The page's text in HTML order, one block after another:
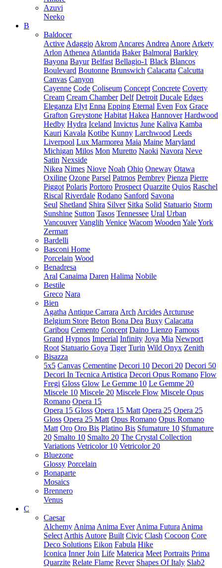
Azuvi
Neeko
B
Baldocer
Active Adaggio Akrom Ancares Andrea Anore Arkety
Arlon Athenea Atlantida Baker Balmoral Barkley
Bayona Bayur Belfast Bellagio-1 Black Blancos
Boulevard Boutonne Brunswich Calacatta Calcutta
Canvas Canyon
Cayenne Code Coliseum Concept Concrete Coverty
Cream Cream Chamber Delf Detroit Ducale Edges
Eleganza Elyt Enna Epping Eternal Even Fox Grace
Grafton Greystone Habitat Hakea Hannover Hardwood
Hedby Hydra Iceland Invictus June Kaliva Kamba
Kauri Kavala Kotibe Kunny Larchwood Leeds
Liverpool Lux Marmorea Maia Maine Maryland
Michigan Milos Mon Muretto Naoki Navora Neve
Satin Nexside
Nikea Nimes Niove Noah Ohio Oneway Otawa
Oxiline Ozone Parsel Patmos Pembrey Pienza Pierre
Piggot Polaris Portoro Prospect Quarzite Quios Raschel
Riscal Riverdale Rodano Sanford Savona
Seul Shetland Shira Silver Sitka Solid Statuario Storm
Sunshine Sutton Tasos Tennessee Ural Urban
Vancouver Vanglih Venice Wacom Wooden YaleYork
Zermatt
Bardelli
Basconi Home
Porcelain Wood
Benadresa
Aral Canaima Daren Halima Nobile
Bestile
Greco Nara
Bien
Agatha Antique Carrara Arch Arcides Arcturuse
Belgium Store Beton Bona Dea Buxy Calacatta
Caribou Cemento Concept Daino Lienzo Famous
Grand Hypnos Imperial Infinity Joya Mia Newport
Root Statuario Goya Tiger Turin Wild Onyx Zenith
Bisazza
5x5 Canvas Cementine Decori 10 Decori 20 Decori 50
Decori In Tecnica Artistica Decori Opus Romano Flow
Fregi Gloss Glow Le Gemme 10 Le Gemme 20
Miscele 10 Miscele 20 Miscele Flow Miscele Opus
Romano Opera 15
Opera 15 Gloss Opera 15 Matt Opera 25 Opera 25
Gloss Opera 25 Matt Opus Romano Opus Romano
Matt Oro Oro Bis Platino Bis Sfumature 10 Sfumature
20 Smalto 10 Smalto 20 The Crystal Collection
Variations Vetricolor 10 Vetricolor 20
Bluezone
Glossy Porcelain
Bonaparte
Mosaics
Brennero
Venus
C
Caesar
Alchemy Anima Anima Ever Anima Futura Anima
Select Arthis Autore Built Civic Clash Cocoon Core
Deco Solutions Eikon Fabula Hike
Iconica Inner Join Life Materica Meet Portraits Prima
Quarzite Relate Flame Rever Shapes Of Italy Slab2